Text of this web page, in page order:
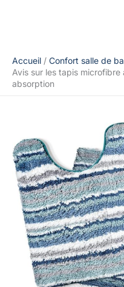
Accueil
Confort salle de
Avis sur les tapis
absorption